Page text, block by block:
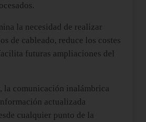
la necesidad de realizar
de cableado, reduce los costes
futuras ampliaciones del
la comunicación inalámbrica
actualizada
cualquier punto de la